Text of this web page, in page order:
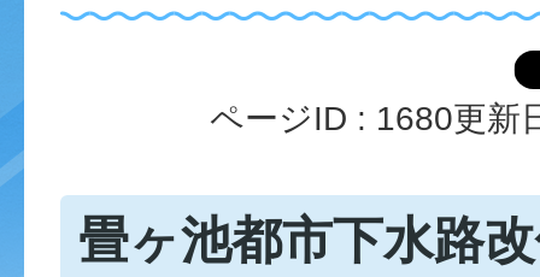
ページID : 1680更新
畳ヶ池都市下水路